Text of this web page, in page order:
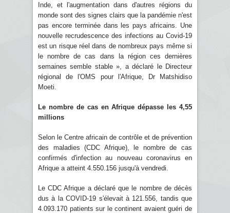
Inde, et l'augmentation dans d'autres régions du
monde sont des signes clairs que la pandémie n'est
pas encore terminée dans les pays africains. Une
nouvelle recrudescence des infections au Covid-19
est un risque réel dans de nombreux pays même si
le nombre de cas dans la région ces dernières
semaines semble stable », a déclaré le Directeur
régional de l'OMS pour l'Afrique, Dr Matshidiso
Moeti.
Le nombre de cas en Afrique dépasse les 4,55
millions
Selon le Centre africain de contrôle et de prévention
des maladies (CDC Afrique), le nombre de cas
confirmés d'infection au nouveau coronavirus en
Afrique a atteint 4.550.156 jusqu'à vendredi.
Le CDC Afrique a déclaré que le nombre de décès
dus à la COVID-19 s'élevait à 121.556, tandis que
4.093.170 patients sur le continent avaient guéri de